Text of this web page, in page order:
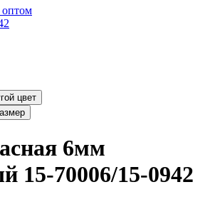
оптом
Выбрать другой цвет
6мм
15-70006/15-0942